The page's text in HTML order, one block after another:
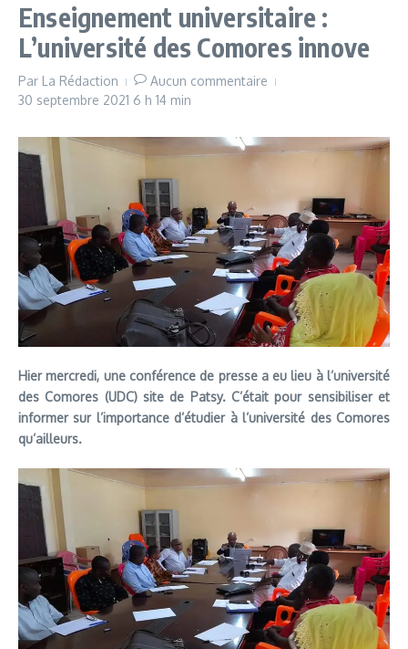
Enseignement universitaire :
L’université des Comores innove
Par La Rédaction
Aucun commentaire
30 septembre 2021 6 h 14 min
Hier mercredi, une conférence de presse a eu lieu à l’université
des Comores (UDC) site de Patsy. C’était pour sensibiliser et
informer sur l’importance d’étudier à l’université des Comores
qu’ailleurs.